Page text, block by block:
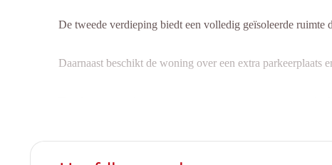
De tweede verdieping biedt een volledig geïsoleerde ruimte
Daarnaast beschikt de woning over een extra parkeerplaats
Beschikbaar uiterlijk 1 juni 2026.